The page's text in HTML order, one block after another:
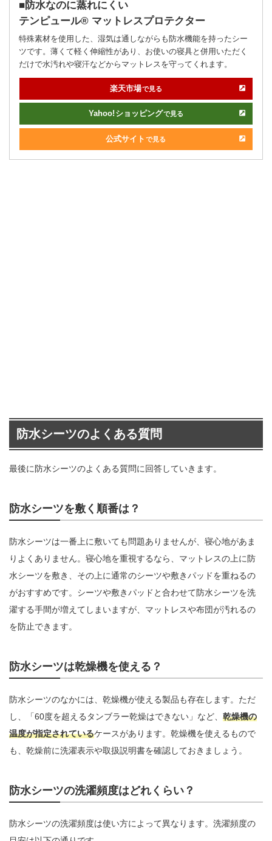
防水なのに蒸れにくい
テンピュール® マットレスプロテクター
特殊素材を使用した、湿気は通しながらも防水機能を持ったシー
ツです。薄くて軽く伸縮性があり、お使いの寝具と併用いただく
だけで水汚れや寝汗などからマットレスを守ってくれます。
楽天市場で見る
Yahoo! ショッピングで見る
公式サイト で見る
防水シーツのよくある質問
最後に防水シーツのよくある質問に回答していきます。
防水シーツを敷く順番は？
防水シーツは一番上に敷いても問題ありませんが、寝心地があま
りよくありません。寝心地を重視するなら、マットレスの上に防
水シーツを敷き、その上に通常のシーツや敷きパッドを重ねるの
がおすすめです。シーツや敷きパッドと合わせて防水シーツを洗
濯する手間が増えてしまいますが、マットレスや布団が汚れるの
を防止できます。
防水シーツは乾燥機を使える？
防水シーツのなかには、乾燥機が使える製品も存在します。ただ
し、「60度を超えるタンブラー乾燥はできない」など、 乾燥機の
温度が指定されているケースがあります。乾燥機を使えるもので
も、乾燥前に洗濯表示や取扱説明書を確認しておきましょう。
防水シーツの洗濯頻度はどれくらい？
防水シーツの洗濯頻度は使い方によって異なります。洗濯頻度の